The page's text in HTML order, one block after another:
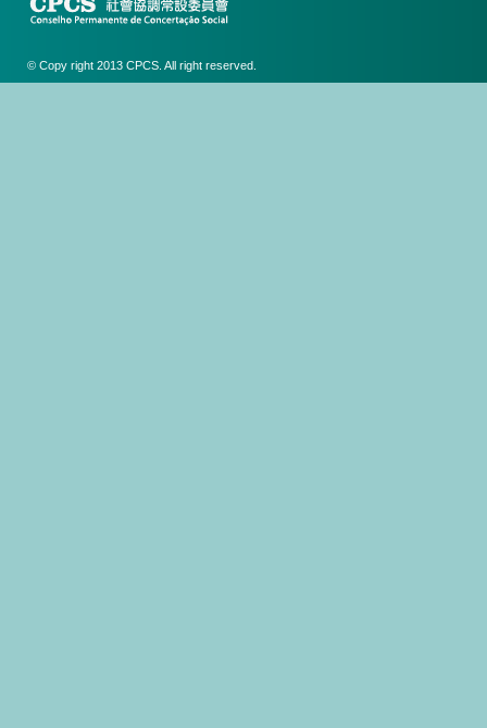
© Copy right 2013 CPCS. All right reserved.